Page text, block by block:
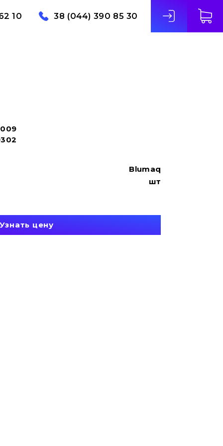
10 38 (044) 390 85 30
Blumaq
шт
Узнать цену